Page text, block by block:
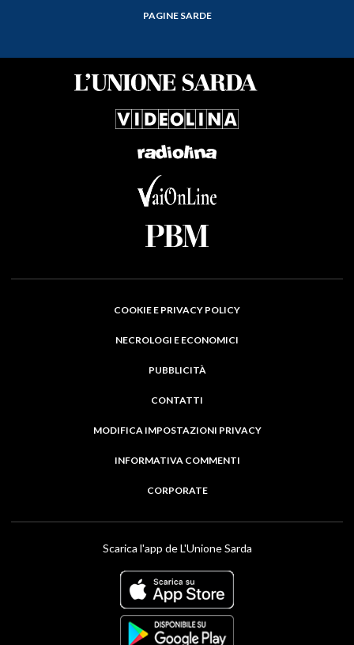
PAGINE SARDE
COOKIE E PRIVACY POLICY
NECROLOGI E ECONOMICI
PUBBLICITÀ
CONTATTI
MODIFICA IMPOSTAZIONI PRIVACY
INFORMATIVA COMMENTI
CORPORATE
Scarica l'app de L'Unione Sarda